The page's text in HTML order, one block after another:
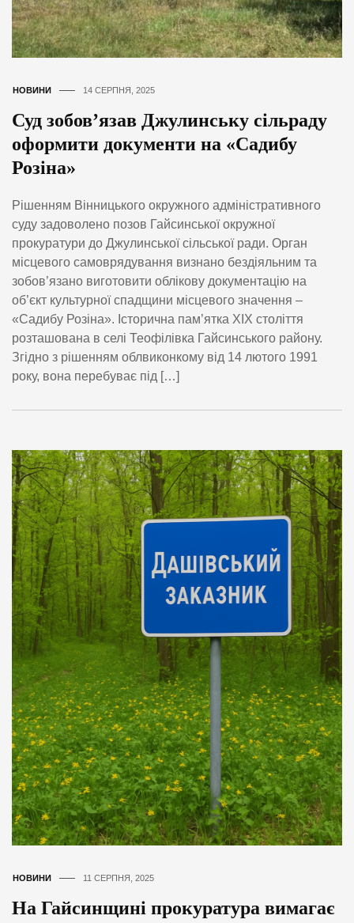
НОВИНИ 14 СЕРПНЯ, 2025
Суд зобов’язав Джулинську сільраду
оформити документи на «Садибу
Розіна»
Рішенням Вінницького окружного адміністративного
суду задоволено позов Гайсинської окружної
прокуратури до Джулинської сільської ради. Орган
місцевого самоврядування визнано бездіяльним та
зобов’язано виготовити облікову документацію на
об’єкт культурної спадщини місцевого значення –
«Садибу Розіна». Історична пам’ятка XIX століття
розташована в селі Теофілівка Гайсинського району.
Згідно з рішенням облвиконкому від 14 лютого 1991
року, вона перебуває під […]
НОВИНИ 11 СЕРПНЯ, 2025
На Гайсинщині прокуратура вимагає